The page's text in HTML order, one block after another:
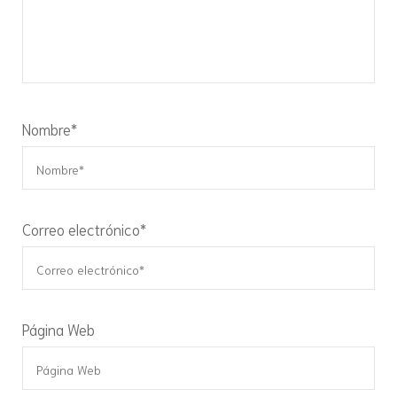
Nombre*
Correo electrónico*
Página Web